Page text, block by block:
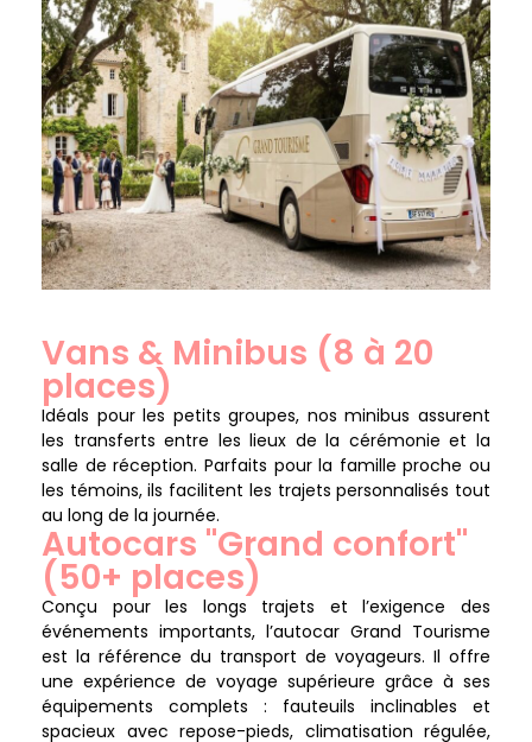
Vans & Minibus (8 à 20
places)
Idéals pour les petits groupes, nos minibus assurent
les transferts entre les lieux de la cérémonie et la
salle de réception. Parfaits pour la famille proche ou
les témoins, ils facilitent les trajets personnalisés tout
au long de la journée.
Autocars "Grand confort"
(50+ places)
Conçu pour les longs trajets et l’exigence des
événements importants, l’autocar Grand Tourisme
est la référence du transport de voyageurs. Il offre
une expérience de voyage supérieure grâce à ses
équipements complets : fauteuils inclinables et
spacieux avec repose-pieds, climatisation régulée,